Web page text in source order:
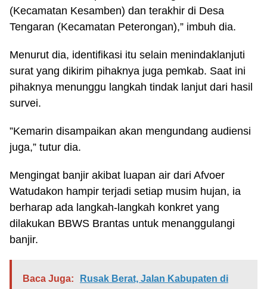
(Kecamatan Kesamben) dan terakhir di Desa
Tengaran (Kecamatan Peterongan),” imbuh dia.
Menurut dia, identifikasi itu selain menindaklanjuti
surat yang dikirim pihaknya juga pemkab. Saat ini
pihaknya menunggu langkah tindak lanjut dari hasil
survei.
”Kemarin disampaikan akan mengundang audiensi
juga,” tutur dia.
Mengingat banjir akibat luapan air dari Afvoer
Watudakon hampir terjadi setiap musim hujan, ia
berharap ada langkah-langkah konkret yang
dilakukan BBWS Brantas untuk menanggulangi
banjir.
Baca Juga:
Rusak Berat, Jalan Kabupaten di